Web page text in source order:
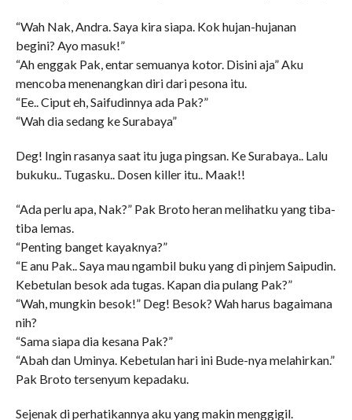
“Wah Nak, Andra. Saya kira siapa. Kok hujan-hujanan
begini? Ayo masuk!”
“Ah enggak Pak, entar semuanya kotor. Disini aja” Aku
mencoba menenangkan diri dari pesona itu.
“Ee.. Ciput eh, Saifudinnya ada Pak?”
“Wah dia sedang ke Surabaya”
Deg! Ingin rasanya saat itu juga pingsan. Ke Surabaya.. Lalu
bukuku.. Tugasku.. Dosen killer itu.. Maak!!
“Ada perlu apa, Nak?” Pak Broto heran melihatku yang tiba-
tiba lemas.
“Penting banget kayaknya?”
“E anu Pak.. Saya mau ngambil buku yang di pinjem Saipudin.
Kebetulan besok ada tugas. Kapan dia pulang Pak?”
“Wah, mungkin besok!” Deg! Besok? Wah harus bagaimana
nih?
“Sama siapa dia kesana Pak?”
“Abah dan Uminya. Kebetulan hari ini Bude-nya melahirkan.”
Pak Broto tersenyum kepadaku.
Sejenak di perhatikannya aku yang makin menggigil.